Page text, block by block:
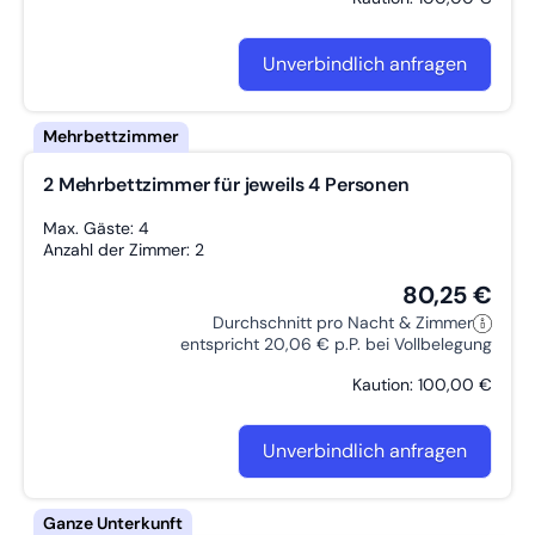
Unverbindlich anfragen
2 Mehrbettzimmer für jeweils 4 Personen
Max. Gäste: 4
Anzahl der Zimmer: 2
80,25 €
Durchschnitt pro Nacht & Zimmer
entspricht 20,06 € p.P. bei Vollbelegung
Kaution: 100,00 €
Unverbindlich anfragen